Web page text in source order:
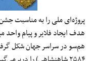
پروژه‌ای ملی را به مناسبت
هدف ایجاد فلایر و پیام واحد